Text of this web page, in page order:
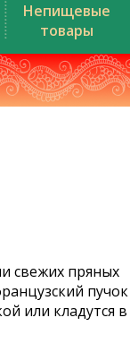
Непищевые
товары
свежих пряных
пучок
или кладутся в